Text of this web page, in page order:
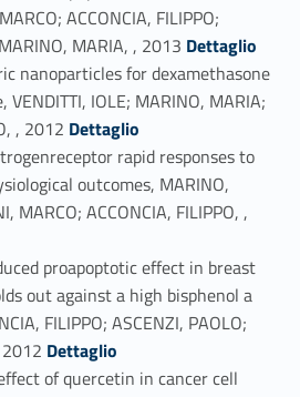
ACCONCIA, FILIPPO;
MARIA, , 2013 Link identifier #identifier_person_108035-58
Dettaglio
nanoparticles for dexamethasone
VENDITTI, IOLE; MARINO, MARIA;
, 2012 Link identifier #identifier_person_195015-59
Dettaglio
rapid responses to
outcomes, MARINO,
MARCO; ACCONCIA, FILIPPO, ,
proapoptotic effect in breast
out against a high bisphenol a
FILIPPO; ASCENZI, PAOLO;
Link identifier #identifier_person_61809-61
Dettaglio
of quercetin in cancer cell